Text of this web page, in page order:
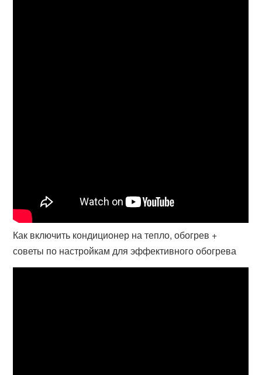
Как включить кондиционер на тепло, обогрев +
советы по настройкам для эффективного обогрева